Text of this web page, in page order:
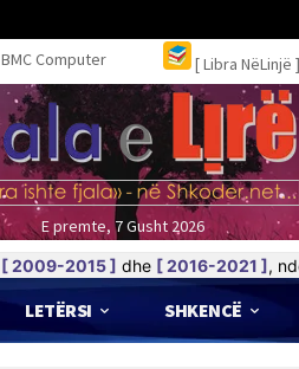
BMC Computer [ Libra NëLinjë ]
E premte, 7 Gusht 2026
[ 2009-2015 ] dhe [ 2016-2021 ],
LETËRSI SHKENCË